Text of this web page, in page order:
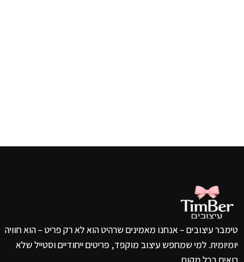
טימבר עיצובים – אנחנו מאמינים שרהיט הוא לא רק פריט – הוא חוויה
יומיומית. למי שמחפש עיצוב מוקפד, פריטים ייחודיים וסטייל שלא